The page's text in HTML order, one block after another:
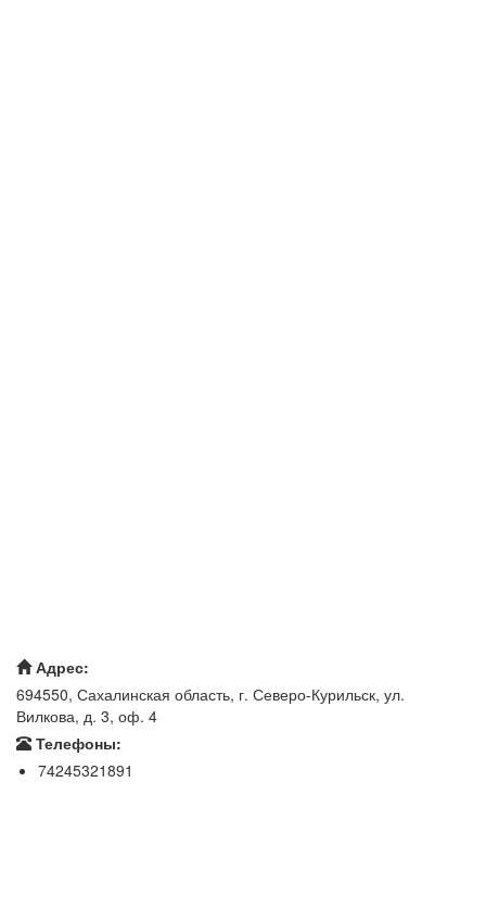
Адрес:
694550, Сахалинская область, г. Северо-Курильск, ул.
Вилкова, д. 3, оф. 4
Телефоны:
74245321891